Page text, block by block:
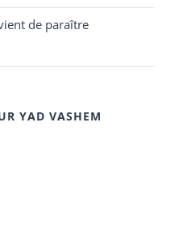
de paraître
YAD VASHEM